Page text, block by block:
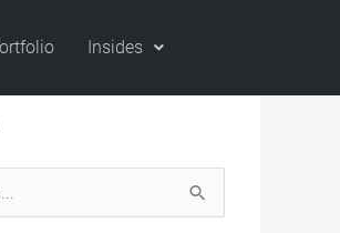
Insides